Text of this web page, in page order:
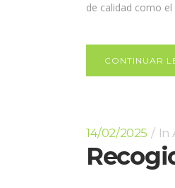
de calidad como
CONTINUAR
14/02/2025 In